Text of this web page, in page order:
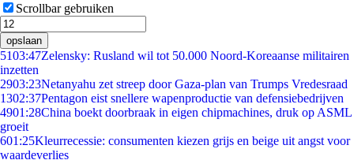
Scrollbar gebruiken
opslaan
5103:47Zelensky: Rusland wil tot 50.000 Noord-Koreaanse militairen
inzetten
2903:23Netanyahu zet streep door Gaza-plan van Trumps Vredesraad
1302:37Pentagon eist snellere wapenproductie van defensiebedrijven
4901:28China boekt doorbraak in eigen chipmachines, druk op ASML
groeit
601:25Kleurrecessie: consumenten kiezen grijs en beige uit angst voor
waardeverlies